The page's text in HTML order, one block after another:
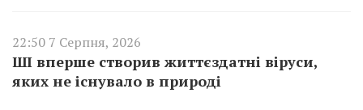
22:50 7 Серпня, 2026
ШІ вперше створив життєздатні віруси,
яких не існувало в природі